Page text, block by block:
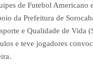
de Futebol Americano
da Prefeitura de
e Qualidade de Vida
e teve jogadores